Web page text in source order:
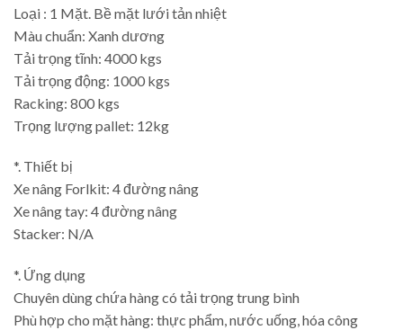
Loại : 1 Mặt. Bề mặt lưới tản nhiệt
Màu chuẩn: Xanh dương
Tải trọng tĩnh: 4000 kgs
Tải trọng động: 1000 kgs
Racking: 800 kgs
Trọng lượng pallet: 12kg
*. Thiết bị
Xe nâng Forlkit: 4 đường nâng
Xe nâng tay: 4 đường nâng
Stacker: N/A
*. Ứng dụng
Chuyên dùng chứa hàng có tải trọng trung bình
Phù hợp cho mặt hàng: thực phẩm, nước uống, hóa công